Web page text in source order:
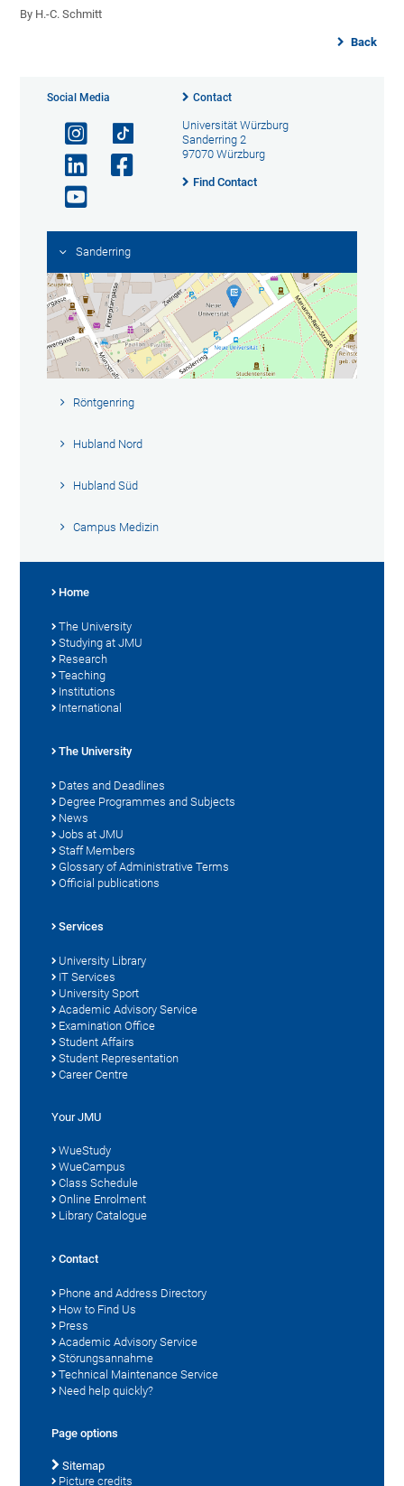
By H.-C. Schmitt
Back
Social Media Contact
Universität Würzburg
Sanderring 2
97070 Würzburg
Find Contact
Sanderring
Röntgenring
Hubland Nord
Hubland Süd
Campus Medizin
Home
The University
Studying at JMU
Research
Teaching
Institutions
International
The University
Dates and Deadlines
Degree Programmes and Subjects
News
Jobs at JMU
Staff Members
Glossary of Administrative Terms
Official publications
Services
University Library
IT Services
University Sport
Academic Advisory Service
Examination Office
Student Affairs
Student Representation
Career Centre
Your JMU
WueStudy
WueCampus
Class Schedule
Online Enrolment
Library Catalogue
Contact
Phone and Address Directory
How to Find Us
Press
Academic Advisory Service
Störungsannahme
Technical Maintenance Service
Need help quickly?
Page options
Sitemap
Picture credits